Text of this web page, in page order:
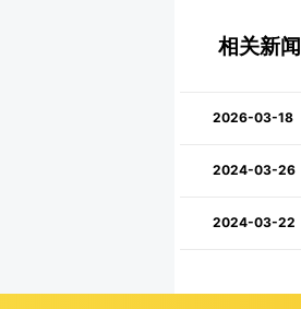
相关新闻
2026-03-18
2024-03-26
2024-03-22